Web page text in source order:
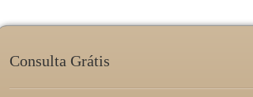
Consulta Grátis